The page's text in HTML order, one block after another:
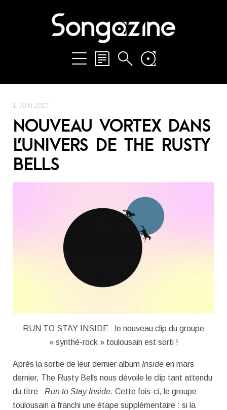
1 JUIN 2017
NOUVEAU VORTEX DANS
L’UNIVERS DE THE RUSTY
BELLS
RUN TO STAY INSIDE : le nouveau clip du groupe
« synthé-rock » toulousain est sorti !
Après la sortie de leur dernier album Inside en mars
dernier, The Rusty Bells nous dévoile le clip tant attendu
du titre : Run to Stay Inside. Cette fois-ci, le groupe
toulousain a franchi une étape supplémentaire : si la